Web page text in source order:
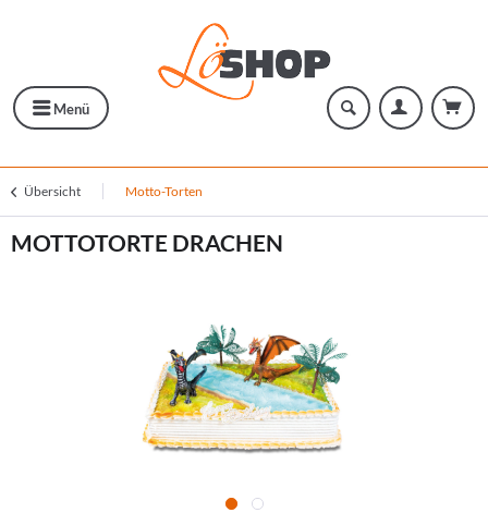
Menü
Übersicht Motto-Torten
MOTTOTORTE DRACHEN